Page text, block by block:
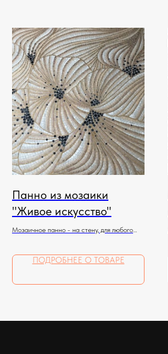
Панно из мозаики
"Живое искусство"
Мозаичное панно - на стену, для любого
ПОДРОБНЕЕ О ТОВАРЕ